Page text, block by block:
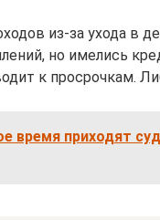
из-за ухода в
но имелись
к просрочкам.
время приходят